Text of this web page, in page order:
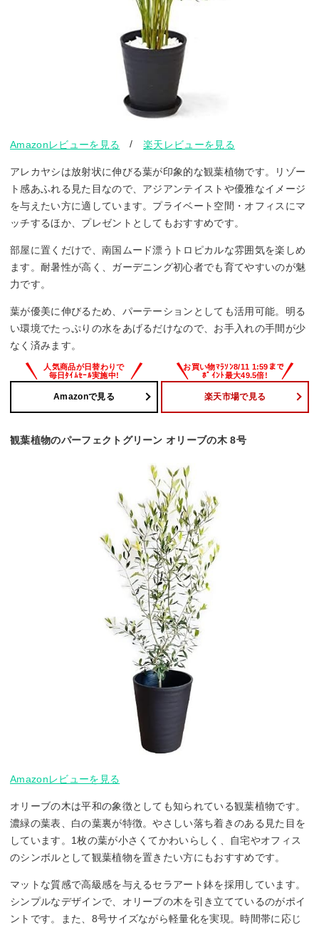
Amazonレビューを見る /楽天レビューを見る
アレカヤシは放射状に伸びる葉が印象的な観葉植物です。リゾー
ト感あふれる見た目なので、アジアンテイストや優雅なイメージ
を与えたい方に適しています。プライベート空間・オフィスにマ
ッチするほか、プレゼントとしてもおすすめです。
部屋に置くだけで、南国ムード漂うトロピカルな雰囲気を楽しめ
ます。耐暑性が高く、ガーデニング初心者でも育てやすいのが魅
力です。
葉が優美に伸びるため、パーテーションとしても活用可能。明る
い環境でたっぷりの水をあげるだけなので、お手入れの手間が少
なく済みます。
Amazonで見る 楽天市場で見る
観葉植物のパーフェクトグリーン オリーブの木 8号
Amazonレビューを見る
オリーブの木は平和の象徴としても知られている観葉植物です。
濃緑の葉表、白の葉裏が特徴。やさしい落ち着きのある見た目を
しています。1枚の葉が小さくてかわいらしく、自宅やオフィス
のシンボルとして観葉植物を置きたい方にもおすすめです。
マットな質感で高級感を与えるセラアート鉢を採用しています。
シンプルなデザインで、オリーブの木を引き立てているのがポイ
ントです。また、8号サイズながら軽量化を実現。時間帯に応じ